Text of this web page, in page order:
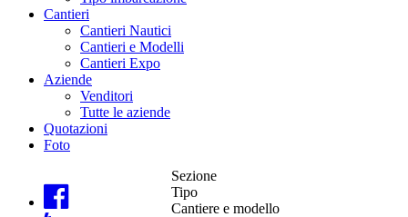
Cantieri
Cantieri Nautici
Cantieri e Modelli
Cantieri Expo
Aziende
Venditori
Tutte le aziende
Quotazioni
Foto
Sezione
Tipo
Cantiere e modello